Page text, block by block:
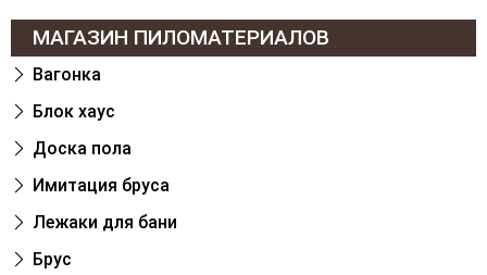
МАГАЗИН ПИЛОМАТЕРИАЛОВ
Вагонка
Блок хаус
Доска пола
Имитация бруса
Лежаки для бани
Брус